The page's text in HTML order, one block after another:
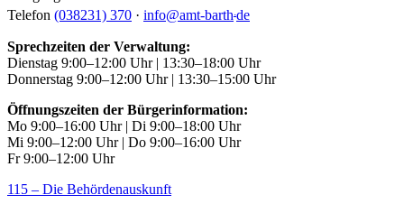
Telefon (038231) 370 · info@amt-barthde
Sprechzeiten der Verwaltung:
Dienstag 9:00–12:00 Uhr | 13:30–18:00 Uhr
Donnerstag 9:00–12:00 Uhr | 13:30–15:00 Uhr
Öffnungszeiten der Bürgerinformation:
Mo 9:00–16:00 Uhr | Di 9:00–18:00 Uhr
Mi 9:00–12:00 Uhr | Do 9:00–16:00 Uhr
Fr 9:00–12:00 Uhr
115 – Die Behördenauskunft